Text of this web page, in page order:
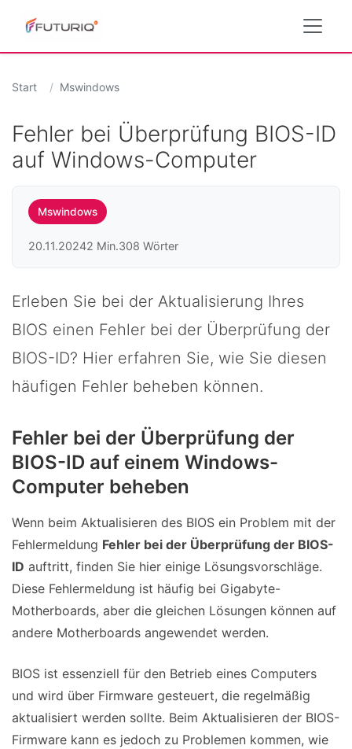
Start Mswindows
Fehler bei Überprüfung BIOS-ID
auf Windows-Computer
Mswindows
20.11.20242 Min.308 Wörter
Erleben Sie bei der Aktualisierung Ihres
BIOS einen Fehler bei der Überprüfung der
BIOS-ID? Hier erfahren Sie, wie Sie diesen
häufigen Fehler beheben können.
Fehler bei der Überprüfung der
BIOS-ID auf einem Windows-
Computer beheben
Wenn beim Aktualisieren des BIOS ein Problem mit der
Fehlermeldung Fehler bei der Überprüfung der BIOS-
ID auftritt, finden Sie hier einige Lösungsvorschläge.
Diese Fehlermeldung ist häufig bei Gigabyte-
Motherboards, aber die gleichen Lösungen können auf
andere Motherboards angewendet werden.
BIOS ist essenziell für den Betrieb eines Computers
und wird über Firmware gesteuert, die regelmäßig
aktualisiert werden sollte. Beim Aktualisieren der BIOS-
Firmware kann es jedoch zu Problemen kommen, wie